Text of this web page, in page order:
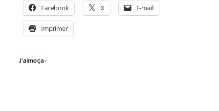
Facebook X E-mail
Imprimer
J’aime ça :